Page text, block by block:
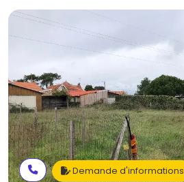
Demande d'informations